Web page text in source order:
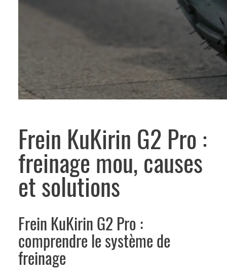
Frein KuKirin G2 Pro :
freinage mou, causes
et solutions
Frein KuKirin G2 Pro :
comprendre le système de
freinage